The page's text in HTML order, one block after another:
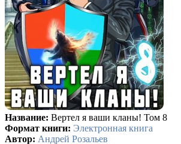
Название: Вертел я ваши кланы! Том 8
Формат книги: Электронная книга
Автор: Андрей Розальев